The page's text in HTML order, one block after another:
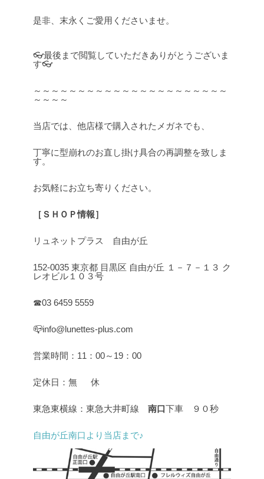
是非、末永くご愛用くださいませ。
👓最後まで閲覧していただきありがとうございま
す👓
～～～～～～～～～～～～～～～～～～～～～～
～～～～
当店では、他店様で購入されたメガネでも、
丁寧に型崩れのお直し掛け具合の再調整を致しま
す。
お気軽にお立ち寄りください。
［ＳＨＯＰ情報］
リュネットプラス 自由が丘
152-0035 東京都 目黒区 自由が丘 １－７－１３ ク
レオビル１０３号
☎03 6459 5559
📪info@lunettes-plus.com
営業時間：11：00～19：00
定休日：無 休
東急東横線：東急大井町線 南口下車 ９０秒
自由が丘南口より当店まで♪